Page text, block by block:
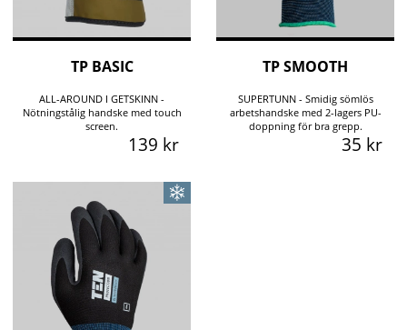
TP BASIC
ALL-AROUND I GETSKINN -
Nötningstålig handske med touch
screen.
139 kr
TP SMOOTH
SUPERTUNN - Smidig sömlös
arbetshandske med 2-lagers PU-
doppning för bra grepp.
35 kr